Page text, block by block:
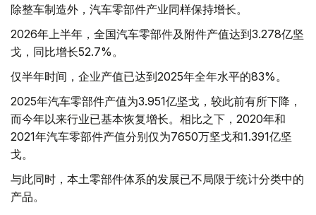
除整车制造外，汽车零部件产业同样保持增长。
2026年上半年，全国汽车零部件及附件产值达到3.278亿坚
戈，同比增长52.7%。
仅半年时间，企业产值已达到2025年全年水平的83%。
2025年汽车零部件产值为3.951亿坚戈，较此前有所下降，
而今年以来行业已基本恢复增长。相比之下，2020年和
2021年汽车零部件产值分别仅为7650万坚戈和1.391亿坚
戈。
与此同时，本土零部件体系的发展已不局限于统计分类中的
产品。